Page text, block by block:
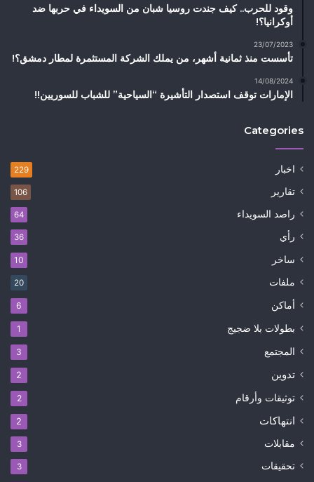
وقود للحرب.. كيف جندت روسيا شبان من السويداء في حربها ضد
أوكرانيا؟!
23/07/2023
تأسست منذ ثمانية أشهر، من يملك الشركة المستثمرة لمطار دمشق؟!
14/08/2024
الإمارات توقف استصدار التأشيرة “السياحية” للشباب للسوريين!!
Categories
اخبار 229
تقارير 106
راصد السويداء 64
رأي 36
ساخر 10
ملفات 20
أماكن 6
بطولات بلا ضجيج 1
المجتمع 3
تدوين 2
توثيقات وأرقام 2
انتهاكات 2
مقابلات 3
تحقيقات 3